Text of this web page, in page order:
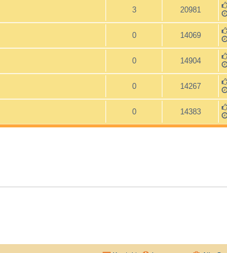
3 20981
0 14069
0 14904
0 14267
0 14383